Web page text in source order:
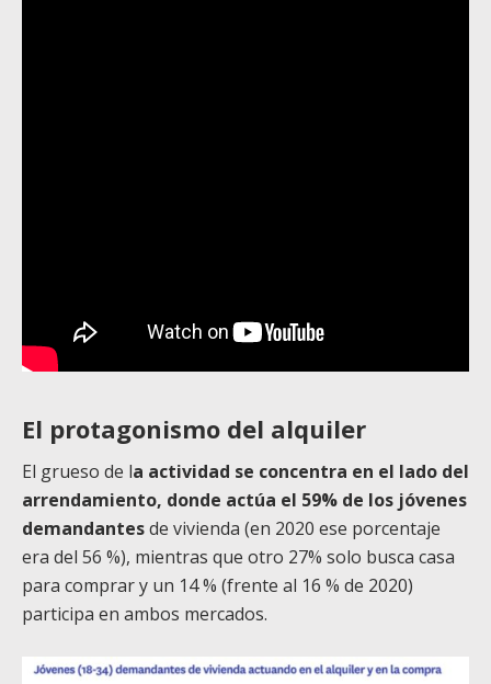
El protagonismo del alquiler
El grueso de la actividad se concentra en el lado del
arrendamiento, donde actúa el 59% de los jóvenes
demandantesde vivienda (en 2020 ese porcentaje
era del 56 %), mientras que otro 27% solo busca casa
para comprar y un 14 % (frente al 16 % de 2020)
participa en ambos mercados.